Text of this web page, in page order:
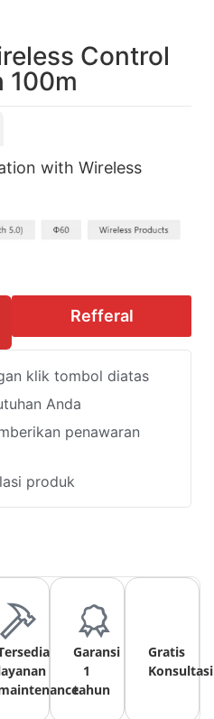
Control
100m
with Wireless
Refferal
klik tombol diatas
Anda
penawaran
produk
Garansi
1
tahun
Gratis
Konsultasi